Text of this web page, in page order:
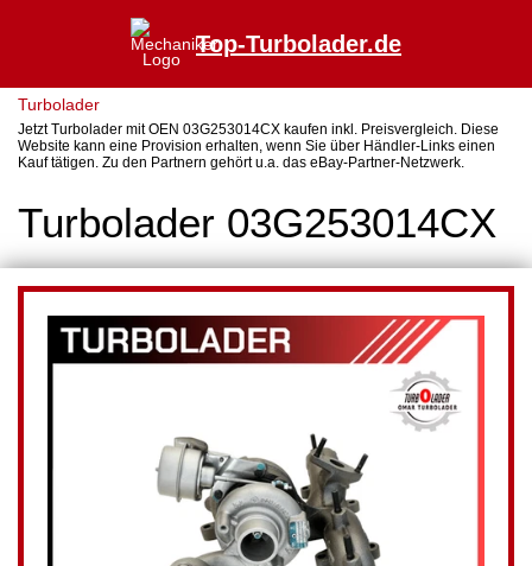
Top-Turbolader.de
Turbolader
Jetzt Turbolader mit OEN 03G253014CX kaufen inkl. Preisvergleich. Diese
Website kann eine Provision erhalten, wenn Sie über Händler-Links einen
Kauf tätigen. Zu den Partnern gehört u.a. das eBay-Partner-Netzwerk.
Turbolader 03G253014CX